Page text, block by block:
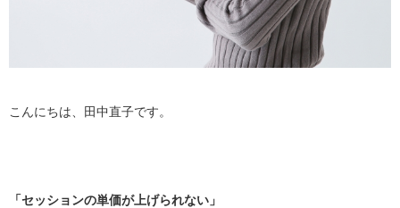
こんにちは、田中直子です。
「セッションの単価が上げられない」